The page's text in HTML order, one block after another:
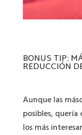
BONUS TIP:
REDUCCIÓN
Aunque las
posibles,
los más